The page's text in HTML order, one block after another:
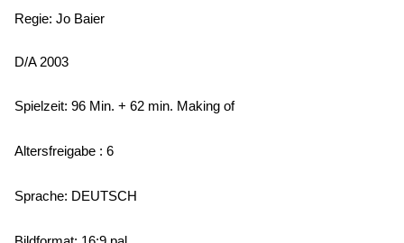
Regie: Jo Baier
D/A 2003
Spielzeit: 96 Min. + 62 min. Making of
Altersfreigabe : 6
Sprache: DEUTSCH